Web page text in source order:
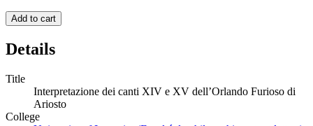
Add to cart
Details
Title
Interpretazione dei canti XIV e XV dell’Orlando Furioso di
Ariosto
College